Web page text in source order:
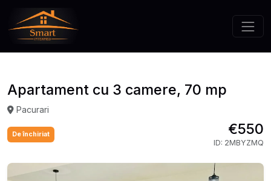
Apartament cu 3 camere, 70 mp
Pacurari
De închiriat €550
ID: 2MBYZMQ